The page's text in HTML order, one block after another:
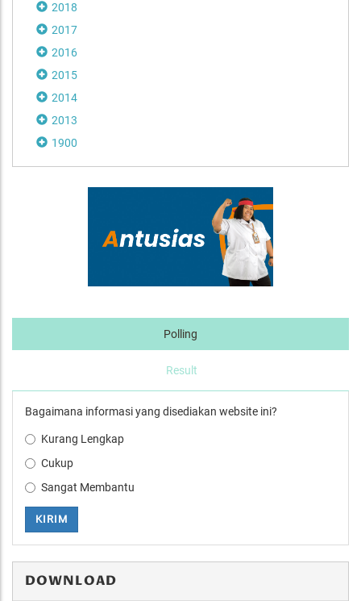
2018
2017
2016
2015
2014
2013
1900
Polling
Result
Bagaimana informasi yang disediakan website ini?
Kurang Lengkap
Cukup
Sangat Membantu
KIRIM
DOWNLOAD